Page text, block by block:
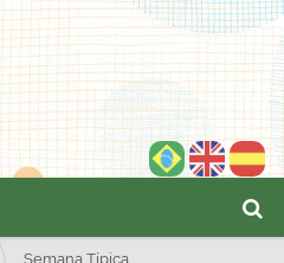
Semana Típica